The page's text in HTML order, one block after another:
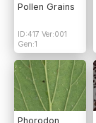
Pollen Grains
ID:417 Ver:001
Gen:1
Phorodon